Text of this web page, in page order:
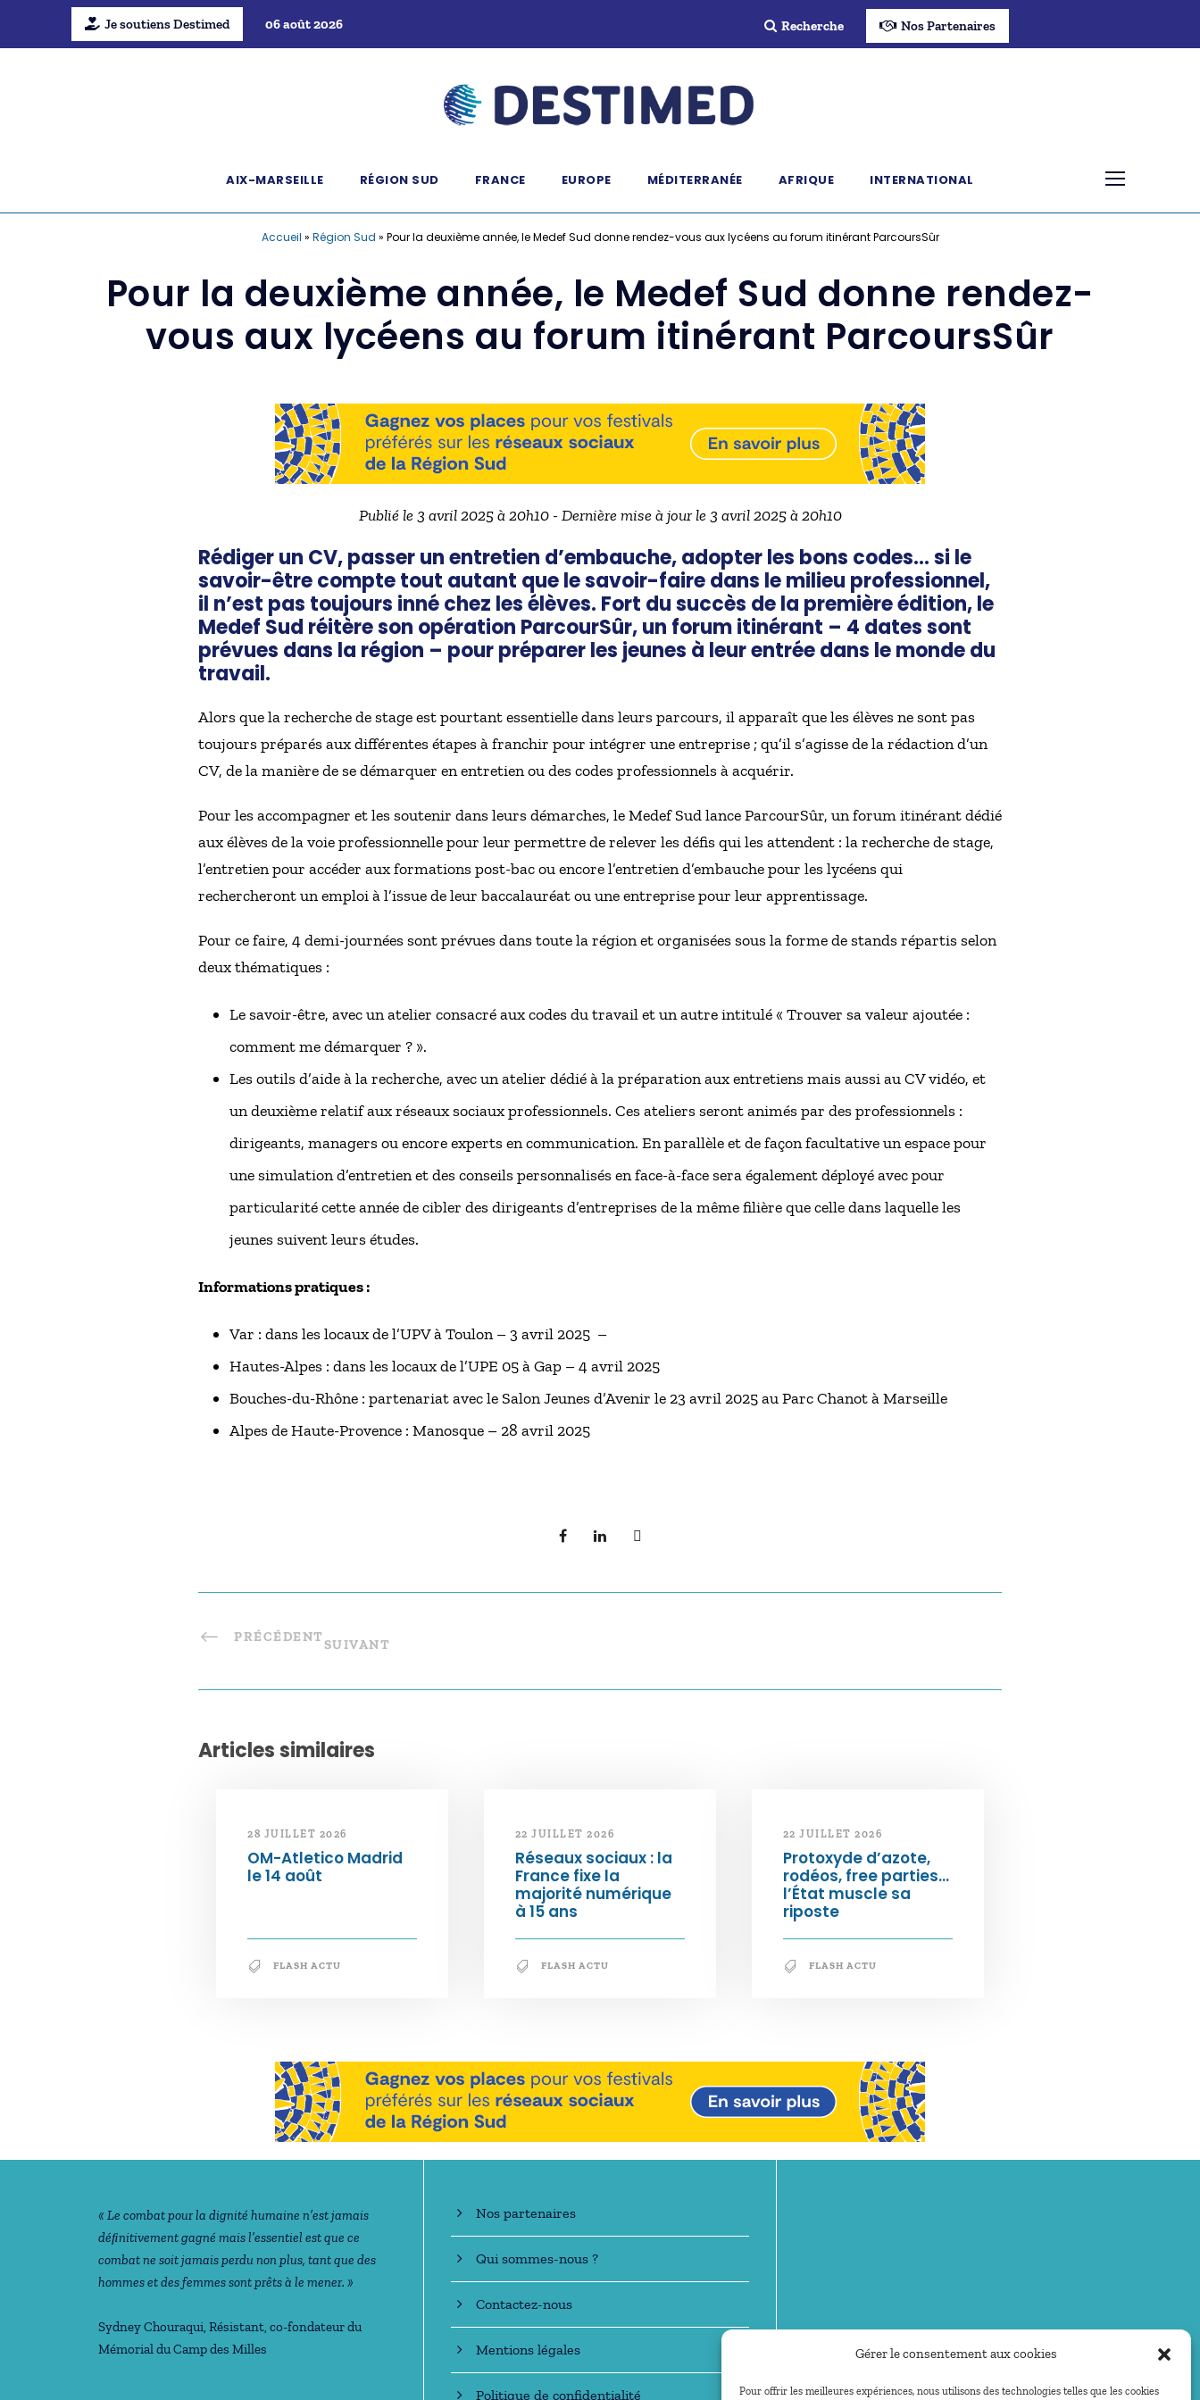
Gérer le consentement aux cookies
Pour offrir les meilleures expériences, nous utilisons des technologies telles que les cookies
Je soutiens Destimed 06 août 2026 Recherche Nos Partenaires
AIX-MARSEILLE RÉGION SUD FRANCE EUROPE MÉDITERRANÉE AFRIQUE INTERNATIONAL
Accueil » Région Sud » Pour la deuxième année, le Medef Sud donne rendez-vous aux lycéens au forum itinérant ParcoursSûr
Pour la deuxième année, le Medef Sud donne rendez-
vous aux lycéens au forum itinérant ParcoursSûr
Publié le 3 avril 2025 à 20h10 - Dernière mise à jour le 3 avril 2025 à 20h10
Rédiger un CV, passer un entretien d’embauche, adopter les bons codes… si le
savoir-être compte tout autant que le savoir-faire dans le milieu professionnel,
il n’est pas toujours inné chez les élèves. Fort du succès de la première édition, le
Medef Sud réitère son opération ParcourSûr, un forum itinérant – 4 dates sont
prévues dans la région – pour préparer les jeunes à leur entrée dans le monde du
travail.
Alors que la recherche de stage est pourtant essentielle dans leurs parcours, il apparaît que les élèves ne sont pas
toujours préparés aux différentes étapes à franchir pour intégrer une entreprise ; qu’il s’agisse de la rédaction d’un
CV, de la manière de se démarquer en entretien ou des codes professionnels à acquérir.
Pour les accompagner et les soutenir dans leurs démarches, le Medef Sud lance ParcourSûr, un forum itinérant dédié
aux élèves de la voie professionnelle pour leur permettre de relever les défis qui les attendent : la recherche de stage,
l’entretien pour accéder aux formations post-bac ou encore l’entretien d’embauche pour les lycéens qui
rechercheront un emploi à l’issue de leur baccalauréat ou une entreprise pour leur apprentissage.
Pour ce faire, 4 demi-journées sont prévues dans toute la région et organisées sous la forme de stands répartis selon
deux thématiques :
Le savoir-être, avec un atelier consacré aux codes du travail et un autre intitulé « Trouver sa valeur ajoutée :
comment me démarquer ? ».
Les outils d’aide à la recherche, avec un atelier dédié à la préparation aux entretiens mais aussi au CV vidéo, et
un deuxième relatif aux réseaux sociaux professionnels. Ces ateliers seront animés par des professionnels :
dirigeants, managers ou encore experts en communication. En parallèle et de façon facultative un espace pour
une simulation d’entretien et des conseils personnalisés en face-à-face sera également déployé avec pour
particularité cette année de cibler des dirigeants d’entreprises de la même filière que celle dans laquelle les
jeunes suivent leurs études.
Informations pratiques :
Var : dans les locaux de l’UPV à Toulon – 3 avril 2025 –
Hautes-Alpes : dans les locaux de l’UPE 05 à Gap – 4 avril 2025
Bouches-du-Rhône : partenariat avec le Salon Jeunes d’Avenir le 23 avril 2025 au Parc Chanot à Marseille
Alpes de Haute-Provence : Manosque – 28 avril 2025
PRÉCÉDENTSUIVANT
Articles similaires
28 JUILLET 2026
OM-Atletico Madrid
le 14 août
FLASH ACTU
22 JUILLET 2026
Réseaux sociaux : la
France fixe la
majorité numérique
à 15 ans
FLASH ACTU
22 JUILLET 2026
Protoxyde d’azote,
rodéos, free parties…
l’État muscle sa
riposte
FLASH ACTU
Notre philosophie
« Le combat pour la dignité humaine n’est jamais
déﬁnitivement gagné mais l’essentiel est que ce
combat ne soit jamais perdu non plus, tant que des
hommes et des femmes sont prêts à le mener. »
Sydney Chouraqui, Résistant, co-fondateur du
Mémorial du Camp des Milles
En savoir +
Nos partenaires
Qui sommes-nous ?
Contactez-nous
Mentions légales
Politique de confidentialité